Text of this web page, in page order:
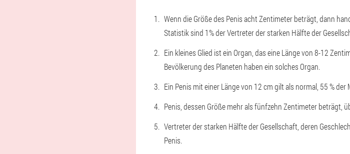
Wenn die Größe des Penis acht Zentimeter beträgt, dann
Statistik sind 1% der Vertreter der starken Hälfte der
Ein kleines Glied ist ein Organ, das eine Länge von 8-12
Bevölkerung des Planeten haben ein solches Organ.
Ein Penis mit einer Länge von 12 cm gilt als normal, 55 %
Penis, dessen Größe mehr als fünfzehn Zentimeter beträgt,
Vertreter der starken Hälfte der Gesellschaft, deren
Penis.